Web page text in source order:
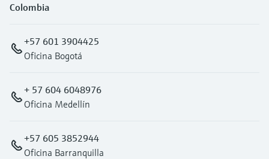
Colombia
+57 601 3904425
Oficina Bogotá
+ 57 604 6048976
Oficina Medellín
+57 605 3852944
Oficina Barranquilla